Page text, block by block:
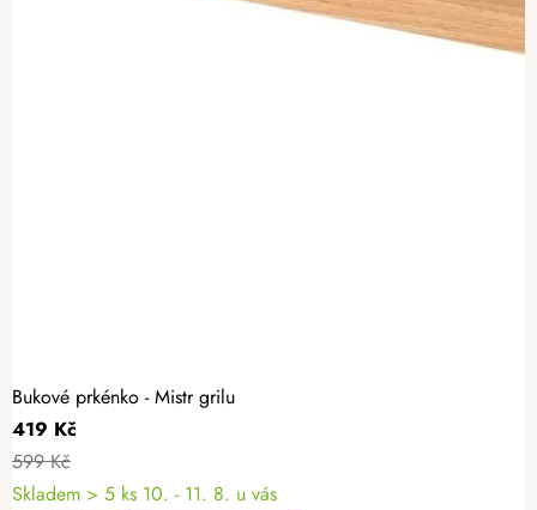
Bukové prkénko - Mistr grilu
419 Kč
599 Kč
Skladem > 5 ks 10. - 11. 8. u vás